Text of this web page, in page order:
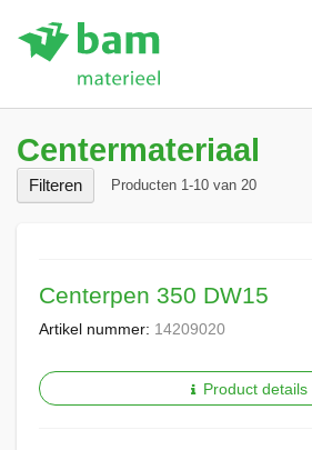
Centermateriaal
Producten 1-10 van 20
Centerpen 350 DW15
Artikel nummer: 14209020
Product details
Filteren